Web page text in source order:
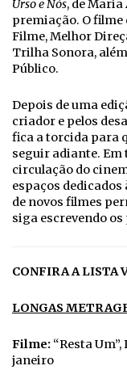
Urso e Nós, de
premiação. O filme
Filme, Melhor
Trilha Sonora,
Público.
Depois de uma
criador e pelos
fica a torcida para
seguir adiante. Em
circulação do
espaços dedicados
de novos filmes
siga escrevendo
CONFIRA A LISTA
LONGAS
Filme: “Resta
janeiro